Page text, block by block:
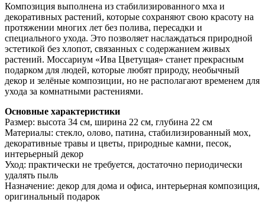
Композиция выполнена из стабилизированного мха и
декоративных растений, которые сохраняют свою красоту на
протяжении многих лет без полива, пересадки и
специального ухода. Это позволяет наслаждаться природной
эстетикой без хлопот, связанных с содержанием живых
растений. Моссариум «Ива Цветущая» станет прекрасным
подарком для людей, которые любят природу, необычный
декор и зелёные композиции, но не располагают временем для
ухода за комнатными растениями.
Основные характеристики
Размер: высота 34 см, ширина 22 см, глубина 22 см
Материалы: стекло, олово, патина, стабилизированный мох,
декоративные травы и цветы, природные камни, песок,
интерьерный декор
Уход: практически не требуется, достаточно периодически
удалять пыль
Назначение: декор для дома и офиса, интерьерная композиция,
оригинальный подарок